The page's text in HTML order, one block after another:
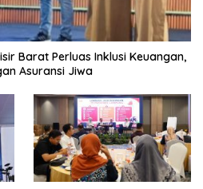
Barat Perluas Inklusi Keuangan,
Asuransi Jiwa